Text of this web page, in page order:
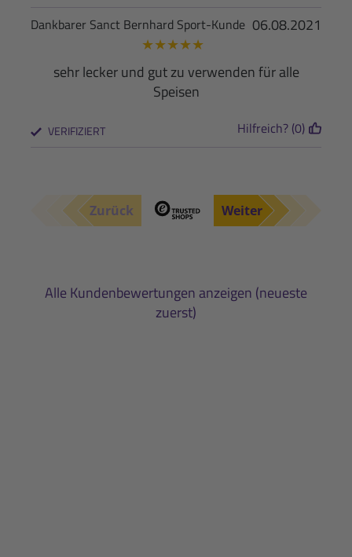
06.08.2021
Dankbarer Sanct Bernhard Sport-Kunde
★★★★★
sehr lecker und gut zu verwenden für alle
Speisen
VERIFIZIERT Hilfreich? (0)
Zurück Weiter
Alle Kundenbewertungen anzeigen (neueste
zuerst)